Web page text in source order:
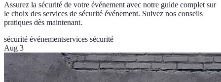
Assurez la sécurité de votre événement avec notre guide complet sur
le choix des services de sécurité événement. Suivez nos conseils
pratiques dès maintenant.
sécurité événementservices sécurité
Aug 3